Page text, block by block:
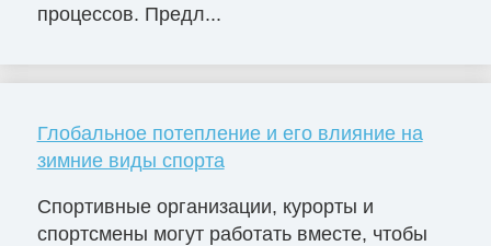
процессов. Предл...
Глобальное потепление и его влияние на
зимние виды спорта
Спортивные организации, курорты и
спортсмены могут работать вместе, чтобы